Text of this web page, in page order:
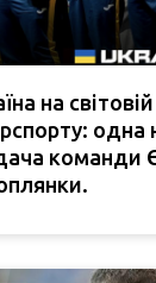
на
одна
команди